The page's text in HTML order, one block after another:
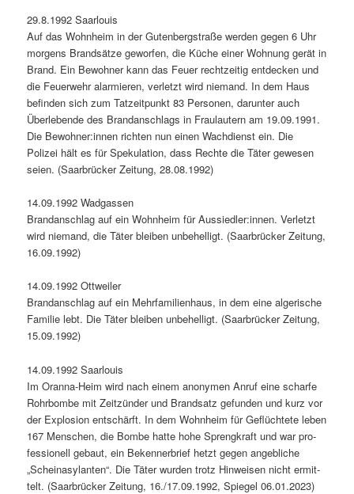
29.8.1992 Saar­louis
Auf das Wohn­heim in der Guten­bergstraße wer­den gegen 6 Uhr
mor­gens Brand­sätze gewor­fen, die Küche ein­er Woh­nung gerät in
Brand. Ein Bewohn­er kann das Feuer rechtzeit­ig ent­deck­en und
die Feuer­wehr alarmieren, ver­let­zt wird nie­mand. In dem Haus
befind­en sich zum Tatzeit­punkt 83 Per­so­n­en, darunter auch
Über­lebende des Bran­dan­schlags in Fraulautern am 19.09.1991.
Die Bewohner:innen richt­en nun einen Wach­di­enst ein. Die
Polizei hält es für Speku­la­tion, dass Rechte die Täter gewe­sen
seien. (Saar­brück­er Zeitung, 28.08.1992)
14.09.1992 Wadgassen
Bran­dan­schlag auf ein Wohn­heim für Aussiedler:innen. Ver­let­zt
wird nie­mand, die Täter bleiben unbe­hel­ligt. (Saar­brück­er Zeitung,
16.09.1992)
14.09.1992 Ottweil­er
Bran­dan­schlag auf ein Mehrfam­i­lien­haus, in dem eine algerische
Fam­i­lie lebt. Die Täter bleiben unbe­hel­ligt. (Saar­brück­er Zeitung,
15.09.1992)
14.09.1992 Saar­louis
Im Oran­na-Heim wird nach einem anony­men Anruf eine scharfe
Rohrbombe mit Zeitzün­der und Brand­satz gefun­den und kurz vor
der Explo­sion entschärft. In dem Wohn­heim für Geflüchtete leben
167 Men­schen, die Bombe hat­te hohe Sprengkraft und war pro­
fes­sionell gebaut, ein Beken­ner­brief het­zt gegen ange­bliche
„Scheina­sy­lanten“. Die Täter wur­den trotz Hin­weisen nicht ermit­
telt. (Saar­brück­er Zeitung, 16./17.09.1992, Spiegel 06.01.2023)